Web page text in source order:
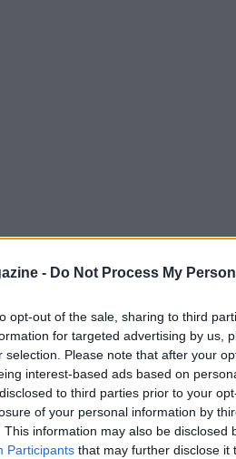
- Do Not Process My
opt-out of the sale, sharing to third
for targeted advertising by us,
selection. Please note that after your
interest-based ads based on
to third parties prior to your
of your personal information by
This information may also be disclosed
Participants that may further disclose it
inizio
tennis italiano, ha ottenuto
sconfiggendo il tennista
non solo gli consente